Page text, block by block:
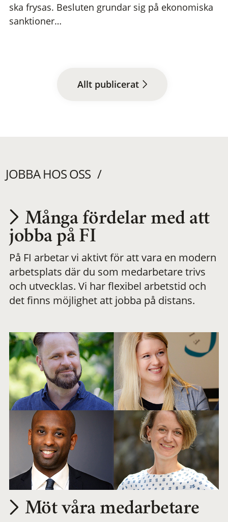
ska frysas. Besluten grundar sig på ekonomiska
sanktioner…
Allt publicerat
JOBBA HOS OSS
Utvecklas på en
meningsfull och
flexibel
Många fördelar med att
jobba på FI
På FI arbetar vi aktivt för att vara en modern
arbetsplats där du som medarbetare trivs
och utvecklas. Vi har flexibel arbetstid och
det finns möjlighet att jobba på distans.
Möt våra medarbetare